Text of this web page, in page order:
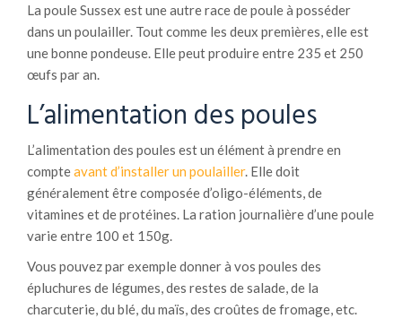
La poule Sussex est une autre race de poule à posséder
dans un poulailler. Tout comme les deux premières, elle est
une bonne pondeuse. Elle peut produire entre 235 et 250
œufs par an.
L’alimentation des poules
L’alimentation des poules est un élément à prendre en
compteavant d’installer un poulailler. Elle doit
généralement être composée d’oligo-éléments, de
vitamines et de protéines. La ration journalière d’une poule
varie entre 100 et 150g.
Vous pouvez par exemple donner à vos poules des
épluchures de légumes, des restes de salade, de la
charcuterie, du blé, du maïs, des croûtes de fromage, etc.